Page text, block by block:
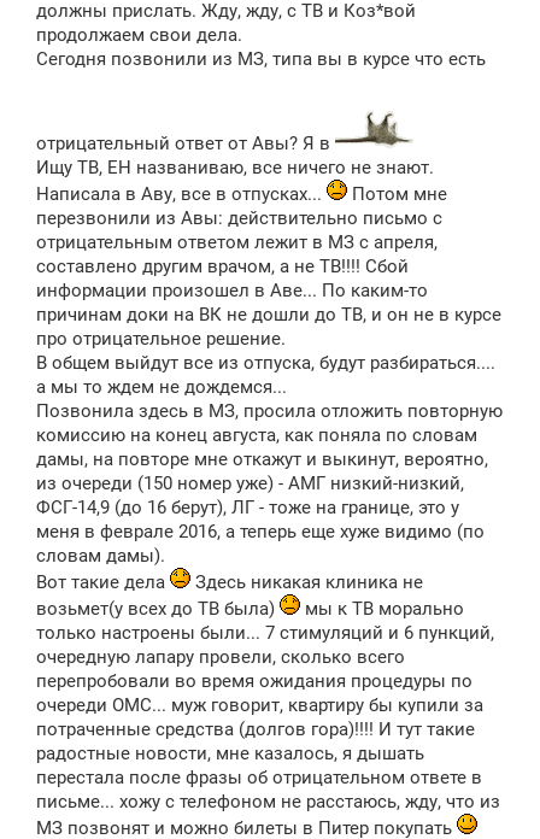
должны прислать. Жду, жду, с ТВ и Коз*вой
продолжаем свои дела.
Сегодня позвонили из МЗ, типа вы в курсе что есть
отрицательный ответ от Авы? Я в
Ищу ТВ, ЕН названиваю, все ничего не знают.
Написала в Аву, все в отпусках...
Потом мне
перезвонили из Авы: действительно письмо с
отрицательным ответом лежит в МЗ с апреля,
составлено другим врачом, а не ТВ!!!! Сбой
информации произошел в Аве... По каким-то
причинам доки на ВК не дошли до ТВ, и он не в курсе
про отрицательное решение.
В общем выйдут все из отпуска, будут разбираться....
а мы то ждем не дождемся...
Позвонила здесь в МЗ, просила отложить повторную
комиссию на конец августа, как поняла по словам
дамы, на повторе мне откажут и выкинут, вероятно,
из очереди (150 номер уже) - АМГ низкий-низкий,
ФСГ-14,9 (до 16 берут), ЛГ - тоже на границе, это у
меня в феврале 2016, а теперь еще хуже видимо (по
словам дамы).
Вот такие дела
Здесь никакая клиника не
возьмет(у всех до ТВ была)
мы к ТВ морально
только настроены были... 7 стимуляций и 6 пункций,
очередную лапару провели, сколько всего
перепробовали во время ожидания процедуры по
очереди ОМС... муж говорит, квартиру бы купили за
потраченные средства (долгов гора)!!!! И тут такие
радостные новости, мне казалось, я дышать
перестала после фразы об отрицательном ответе в
письме... хожу с телефоном не расстаюсь, жду, что из
МЗ позвонят и можно билеты в Питер покупать